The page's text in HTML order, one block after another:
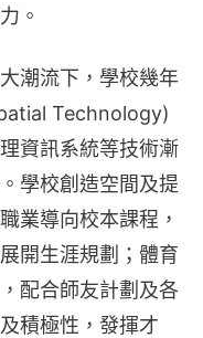
。
潮流下，學校幾年
Technology)
資訊系統等技術漸
學校創造空間及提
業導向校本課程，
開生涯規劃；體育
配合師友計劃及各
積極性，發揮才